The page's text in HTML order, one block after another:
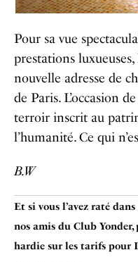
Pour sa vue
prestations
nouvelle adresse de
de Paris. L’occasion
terroir inscrit au
l’humanité. Ce qui
B.W
Et si vous l’avez raté
nos amis du Club
hardie sur les tarifs pour